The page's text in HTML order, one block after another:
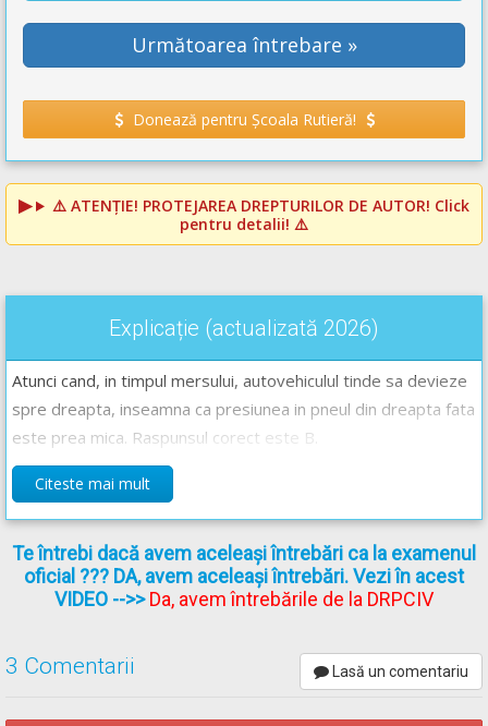
Următoarea întrebare »
Donează pentru Școala Rutieră!
⚠️ ATENȚIE! PROTEJAREA DREPTURILOR DE AUTOR! Click
pentru detalii! ⚠️
Explicație (actualizată 2026)
Atunci cand, in timpul mersului, autovehiculul tinde sa devieze
spre dreapta, inseamna ca presiunea in pneul din dreapta fata
este prea mica. Raspunsul corect este B.
Citeste mai mult
Te întrebi dacă avem aceleași întrebări ca la examenul
oficial ??? DA, avem aceleași întrebări. Vezi în acest
VIDEO -->>Da, avem întrebările de la DRPCIV
3 Comentarii Lasă un comentariu